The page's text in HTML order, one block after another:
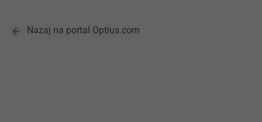
Nazaj na portal Optius.com